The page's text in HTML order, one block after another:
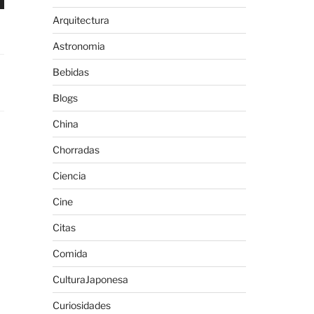
Arquitectura
Astronomia
Bebidas
Blogs
China
Chorradas
Ciencia
Cine
Citas
Comida
CulturaJaponesa
Curiosidades